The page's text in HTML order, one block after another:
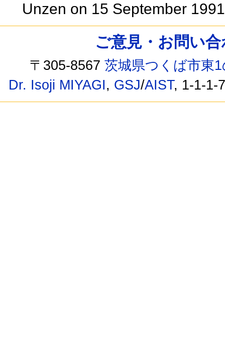
Unzen on 15 September
ご意見・お問い
〒305-8567茨城県つくば市東
Dr. Isoji MIYAGI, GSJ/AIST, 1-1-1-